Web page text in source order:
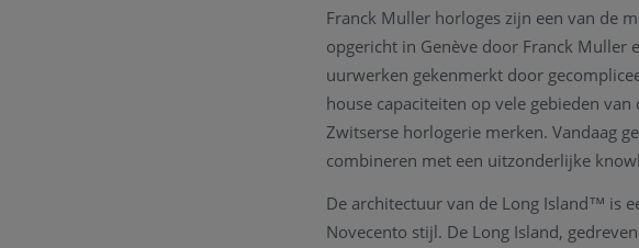
Franck Muller horloges zijn een van de
opgericht in Genève door Franck Muller
uurwerken gekenmerkt door
house capaciteiten op vele gebieden
Zwitserse horlogerie merken. Vandaag
combineren met een uitzonderlijke
De architectuur van de Long Island™ is
Novecento stijl. De Long Island,